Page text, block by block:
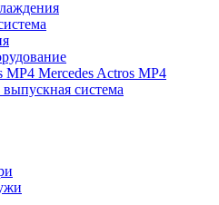
Mercedes Actros MP4
система